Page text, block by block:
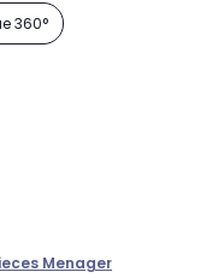
360°
Menager